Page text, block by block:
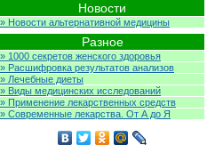
Новости
» Новости альтернативной медицины
Разное
» 1000 секретов женского здоровья
» Расшифровка результатов анализов
» Лечебные диеты
» Виды медицинских исследований
» Применение лекарственных средств
» Современные лекарства. От А до Я